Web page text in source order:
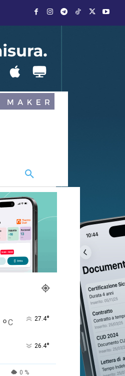
°C 27.4°
26.4°
0 %